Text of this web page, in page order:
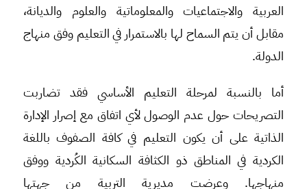
العربية والاجتماعيات والمعلوماتية والعلوم والديانة،
مقابل أن يتم السماح لها بالاستمرار في التعليم وفق منهاج
الدولة.
أما بالنسبة لمرحلة التعليم الأساسي فقد تضاربت
التصريحات حول عدم الوصول لأي اتفاق مع إصرار الإدارة
الذاتية على أن يكون التعليم في كافة الصفوف باللغة
الكردية في المناطق ذو الكثافة السكانية الكُردية ووفق
منهاجها. وعرضت مديرية التربية من جهتها